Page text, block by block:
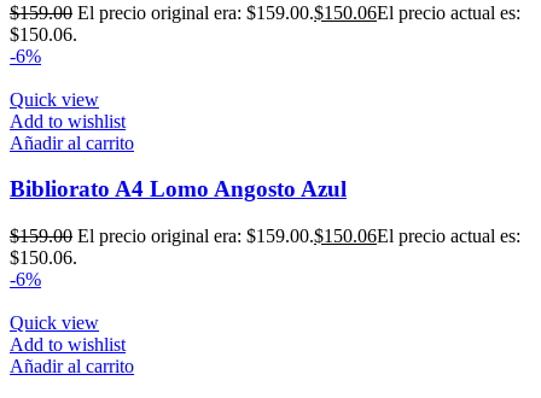
$159.00 El precio original era: $159.00.$150.06El precio actual es:
$150.06.
-6%
Quick view
Add to wishlist
Añadir al carrito
Bibliorato A4 Lomo Angosto Azul
$159.00 El precio original era: $159.00.$150.06El precio actual es:
$150.06.
-6%
Quick view
Add to wishlist
Añadir al carrito